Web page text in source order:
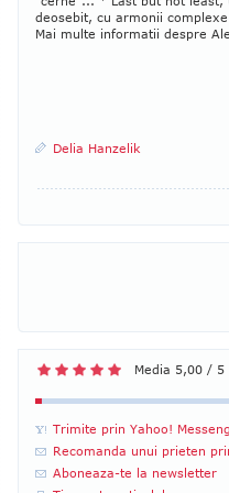
deosebit, cu armonii
Mai multe informatii despre
Delia Hanzelik
Media 5,00 / 5
Trimite prin Yahoo!
Recomanda unui prieten
Aboneaza-te la newsletter